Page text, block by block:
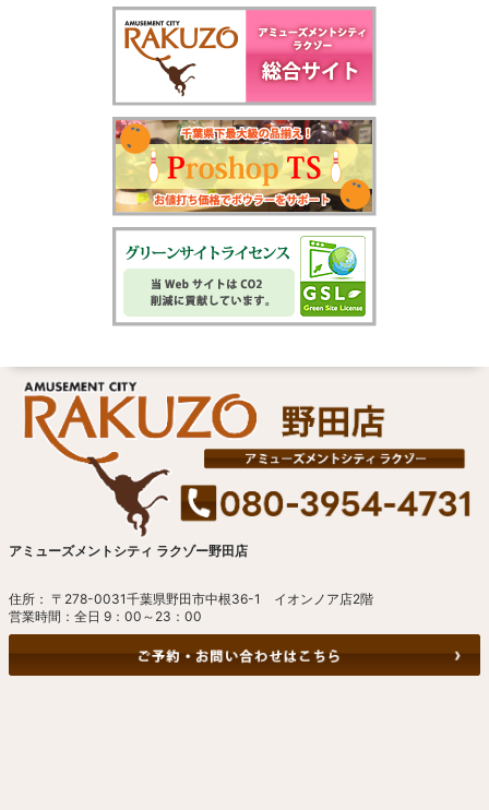
アミューズメントシティ ラクゾー野田店
住所： 〒278-0031千葉県野田市中根36-1 イオンノア店2階
営業時間：全日 9：00～23：00